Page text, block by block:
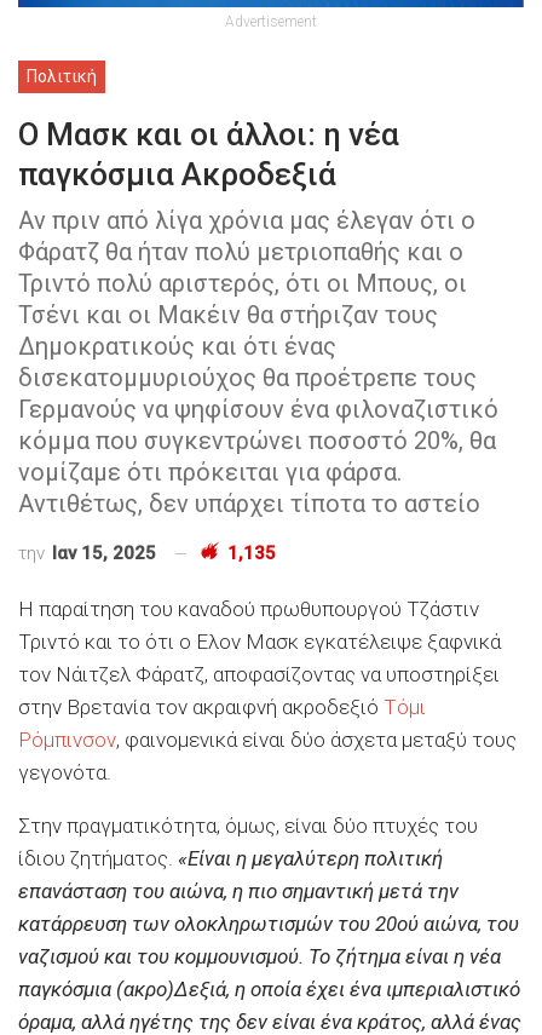
Advertisement
Πολιτική
Ο Μασκ και οι άλλοι: η νέα
παγκόσμια Ακροδεξιά
Αν πριν από λίγα χρόνια μας έλεγαν ότι ο
Φάρατζ θα ήταν πολύ μετριοπαθής και ο
Τριντό πολύ αριστερός, ότι οι Μπους, οι
Τσένι και οι Μακέιν θα στήριζαν τους
Δημοκρατικούς και ότι ένας
δισεκατομμυριούχος θα προέτρεπε τους
Γερμανούς να ψηφίσουν ένα φιλοναζιστικό
κόμμα που συγκεντρώνει ποσοστό 20%, θα
νομίζαμε ότι πρόκειται για φάρσα.
Αντιθέτως, δεν υπάρχει τίποτα το αστείο
την Ιαν 15, 2025 1,135
Η παραίτηση του καναδού πρωθυπουργού Τζάστιν
Τριντό και το ότι ο Ελον Μασκ εγκατέλειψε ξαφνικά
τον Νάιτζελ Φάρατζ, αποφασίζοντας να υποστηρίξει
στην Βρετανία τον ακραιφνή ακροδεξιό Τόμι
Ρόμπινσον, φαινομενικά είναι δύο άσχετα μεταξύ τους
γεγονότα.
Στην πραγματικότητα, όμως, είναι δύο πτυχές του
ίδιου ζητήματος. «Είναι η μεγαλύτερη πολιτική
επανάσταση του αιώνα, η πιο σημαντική μετά την
κατάρρευση των ολοκληρωτισμών του 20ού αιώνα, του
ναζισμού και του κομμουνισμού. Το ζήτημα είναι η νέα
παγκόσμια (ακρο)Δεξιά, η οποία έχει ένα ιμπεριαλιστικό
όραμα, αλλά ηγέτης της δεν είναι ένα κράτος, αλλά ένας